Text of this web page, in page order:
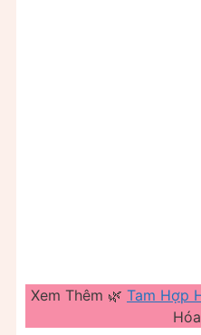
Xem Thêm 🌿 Tam Hợp